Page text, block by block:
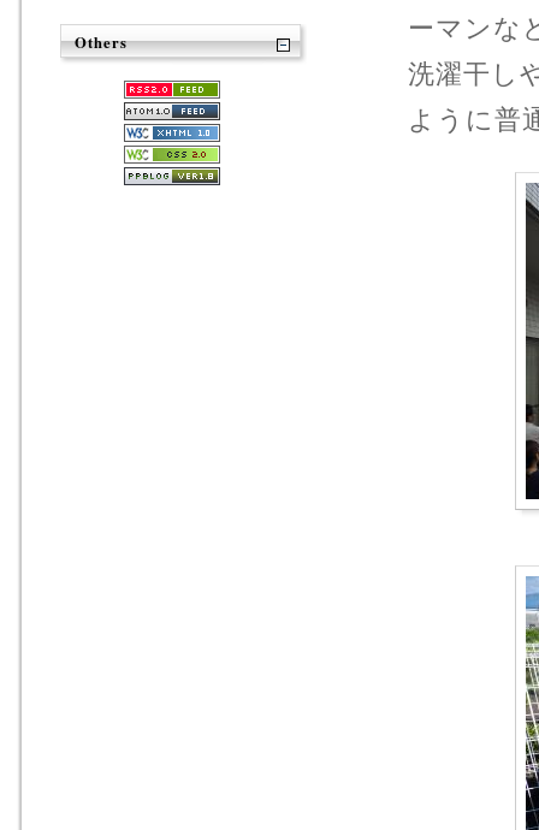
ーマンな
洗濯干し
ように普
Others